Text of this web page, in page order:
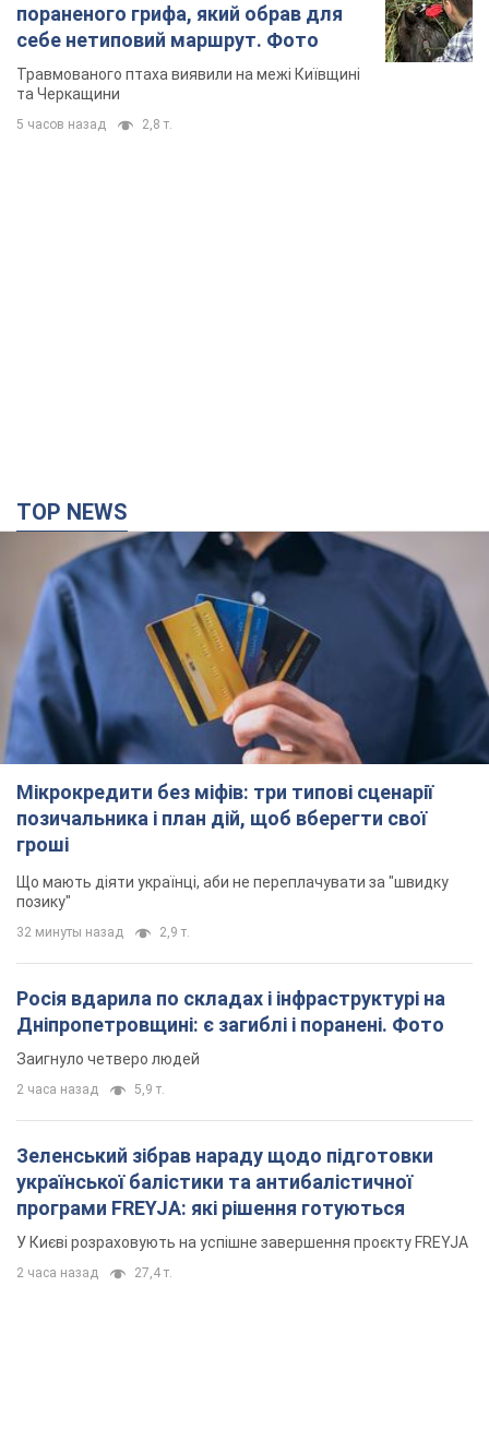
пораненого грифа, який обрав для
себе нетиповий маршрут. Фото
Травмованого птаха виявили на межі Київщині
та Черкащини
5 часов назад 2,8 т.
TOP NEWS
Мікрокредити без міфів: три типові сценарії
позичальника і план дій, щоб вберегти свої
гроші
Що мають діяти українці, аби не переплачувати за "швидку
позику"
32 минуты назад 2,9 т.
Росія вдарила по складах і інфраструктурі на
Дніпропетровщині: є загиблі і поранені. Фото
Заигнуло четверо людей
2 часа назад 5,9 т.
Зеленський зібрав нараду щодо підготовки
української балістики та антибалістичної
програми FREYJA: які рішення готуються
У Києві розраховують на успішне завершення проєкту FREYJA
2 часа назад 27,4 т.